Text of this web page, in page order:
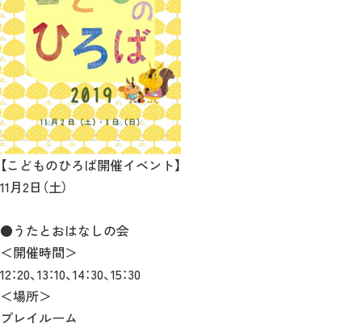
【こどものひろば開催イベント】
11月2日（土）
●うたとおはなしの会
＜開催時間＞
12：20、13：10、14：30、15：30
＜場所＞
プレイルーム